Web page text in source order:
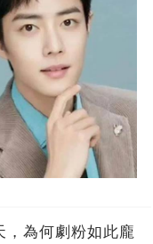
，為何劇粉如此龐